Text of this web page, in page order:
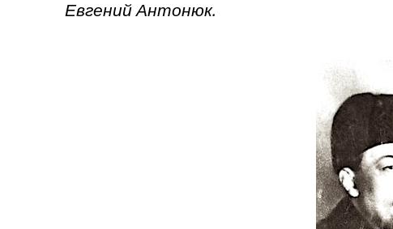
Евгений Антонюк.